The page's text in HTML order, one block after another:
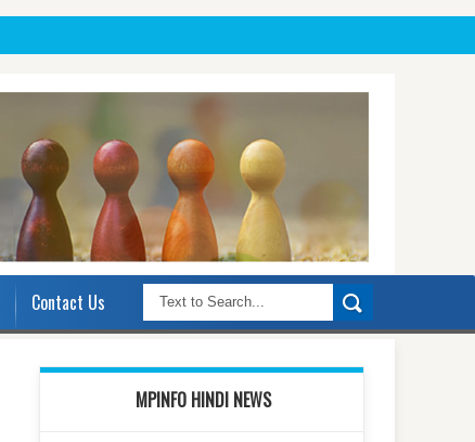
Contact Us
MPINFO HINDI NEWS